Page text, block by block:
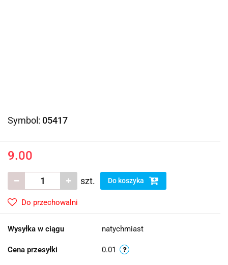
Symbol: 05417
9.00
szt. Do koszyka
Do przechowalni
Wysyłka w ciągu natychmiast
Cena przesyłki 0.01